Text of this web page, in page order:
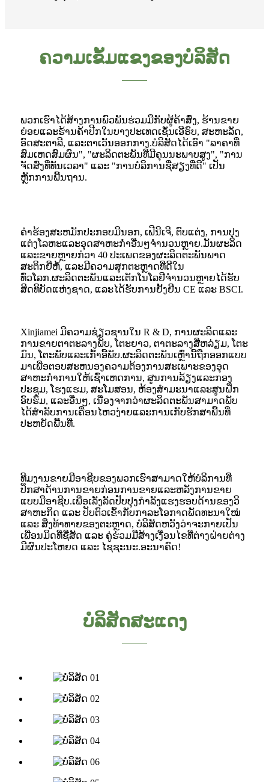
ຄວາມເຂັ້ມແຂງຂອງບໍລິສັດ
ພວກເຮົາໄດ້ສ້າງການພົວພັນຮ່ວມມືກັບຜູ້ຄ້າສົ່ງ, ຮ້ານຂາຍ
ຍ່ອຍແລະຮ້ານຄ້າປີກໃນບາງປະເທດເຊັ່ນເອີຣົບ, ສະຫະລັດ,
ອົດສະຕາລີ, ແລະຕາເວັນອອກກາງ.ບໍລິສັດໄດ້ເອົາ "ລາຄາທີ່
ສົມເຫດສົມຜົນ", "ຜະລິດຕະພັນທີ່ມີຄຸນນະພາບສູງ", "ການ
ຈັດສົ່ງທີ່ທັນເວລາ" ແລະ "ການບໍລິການຊື່ສຽງທີ່ດີ" ເປັນ
ຫຼັກການພື້ນຖານ.
ຄໍາຮ້ອງສະຫມັກປະກອບມີນອກ, ເຟີນີເຈີ, ຕົບແຕ່ງ, ການປຸງ
ແຕ່ງໂລຫະແລະອຸດສາຫະກໍາອື່ນໆຈໍານວນຫຼາຍ.ມັນຜະລິດ
ແລະຂາຍຫຼາຍກ່ວາ 40 ປະເພດຂອງຜະລິດຕະພັນພາດ
ສະຕິກຍີ່ຫໍ້, ແລະມີຄວາມສຸກຕະຫຼາດທີ່ດີໃນ
ທົ່ວໂລກ.ຜະລິດຕະພັນແລະເຕັກໂນໂລຢີຈໍານວນຫຼາຍໄດ້ຮັບ
ສິດທິບັດແຫ່ງຊາດ, ແລະໄດ້ຮັບການຢັ້ງຢືນ CE ແລະ BSCI.
Xinjiamei ມີຄວາມຊ່ຽວຊານໃນ R & D, ການຜະລິດແລະ
ການຂາຍຕາຕະລາງພັບ, ໂຕະຍາວ, ຕາຕະລາງສີ່ຫລ່ຽມ, ໂຕະ
ມົນ, ໂຕະພັບແລະເກົ້າອີ້ພັບ.ຜະລິດຕະພັນເຫຼົ່ານີ້ຖືກອອກແບບ
ມາເພື່ອຕອບສະຫນອງຄວາມຕ້ອງການສະເພາະຂອງອຸດ
ສາຫະກໍາການໃຫ້ເຊົ່າເຫດການ, ສູນການລ້ຽງແລະກອງ
ປະຊຸມ, ໂຮງແຮມ, ສະໂມສອນ, ຫ້ອງສໍາມະນາແລະສູນຝຶກ
ອົບຮົມ, ແລະອື່ນໆ, ເນື່ອງຈາກວ່າຜະລິດຕະພັນສາມາດພັບ
ໄດ້ສໍາລັບການເຄື່ອນໄຫວງ່າຍແລະການເກັບຮັກສາພື້ນທີ່
ປະຫຍັດພື້ນທີ່.
ທີມງານຂາຍມືອາຊີບຂອງພວກເຮົາສາມາດໃຫ້ບໍລິການທີ່
ປຶກສາດ້ານການຂາຍກ່ອນການຂາຍແລະຫລັງການຂາຍ
ແບບມືອາຊີບ.​ເພື່ອ​ເລັ່ງລັດ​ປັບປຸງ​ກຳລັງ​ແຮງ​ຮອບດ້ານ​ຂອງ​ວິ​
ສາ​ຫະກິດ ​ແລະ ປັບ​ຕົວ​ເຂົ້າ​ກັບ​ກາລະ​ໂອກາດ​ພັດທະນາ​ໃໝ່ ​
ແລະ ສິ່ງ​ທ້າ​ທາຍ​ຂອງ​ຕະຫຼາດ, ບໍລິສັດ​ຫວັງ​ວ່າ​ຈະ​ກາຍ​ເປັນ​
ເພື່ອນ​ມິດ​ທີ່​ຊື່​ສັດ ​ແລະ ຄູ່​ຮ່ວມ​ມື​ສ້າງ​ເງື່ອນ​ໄຂ​ທີ່​ຕ່າງ​ຝ່າຍ​ຕ່າງ​
ມີ​ຜົນ​ປະ​ໂຫຍ​ດ ​ແລະ ໄຊຊະນະ.ອະນາຄົດ!
ບໍລິສັດສະແດງ